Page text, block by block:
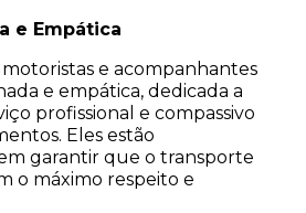
e Empática
e acompanhantes
e empática, dedicada a
profissional e compassivo
Eles estão
garantir que o transporte
o máximo respeito e